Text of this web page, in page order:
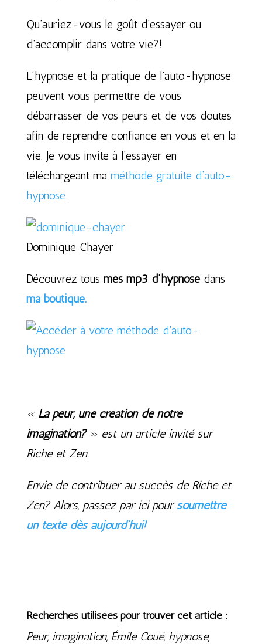
Qu’auriez-vous le goût d’essayer ou
d’accomplir dans votre vie?!
L’hypnose et la pratique de l’auto-hypnose
peuvent vous permettre de vous
débarrasser de vos peurs et de vos doutes
afin de reprendre confiance en vous et en la
vie. Je vous invite à l’essayer en
téléchargeant ma méthode gratuite d’auto-
hypnose.
Dominique Chayer
Découvrez tous mes mp3 d’hypnosedans
ma boutique.
« La peur, une création de notre
imagination?» est un article invité sur
Riche et Zen.
Envie de contribuer au succès de Riche et
Zen? Alors, passez par ici poursoumettre
un texte dès aujourd’hui!
Recherches utilisées pour trouver cet article :
Peur, imagination, Émile Coué, hypnose,